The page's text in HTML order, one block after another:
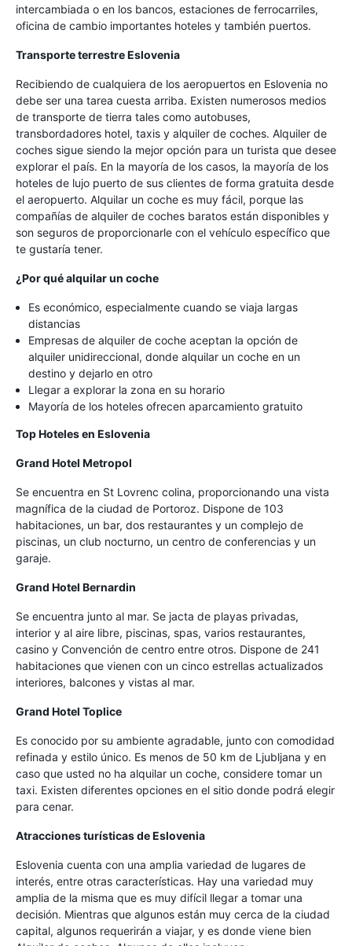
intercambiada o en los bancos, estaciones de ferrocarriles,
oficina de cambio importantes hoteles y también puertos.
Transporte terrestre Eslovenia
Recibiendo de cualquiera de los aeropuertos en Eslovenia no
debe ser una tarea cuesta arriba. Existen numerosos medios
de transporte de tierra tales como autobuses,
transbordadores hotel, taxis y alquiler de coches. Alquiler de
coches sigue siendo la mejor opción para un turista que desee
explorar el país. En la mayoría de los casos, la mayoría de los
hoteles de lujo puerto de sus clientes de forma gratuita desde
el aeropuerto. Alquilar un coche es muy fácil, porque las
compañías de alquiler de coches baratos están disponibles y
son seguros de proporcionarle con el vehículo específico que
te gustaría tener.
¿Por qué alquilar un coche
Es económico, especialmente cuando se viaja largas
distancias
Empresas de alquiler de coche aceptan la opción de
alquiler unidireccional, donde alquilar un coche en un
destino y dejarlo en otro
Llegar a explorar la zona en su horario
Mayoría de los hoteles ofrecen aparcamiento gratuito
Top Hoteles en Eslovenia
Grand Hotel Metropol
Se encuentra en St Lovrenc colina, proporcionando una vista
magnífica de la ciudad de Portoroz. Dispone de 103
habitaciones, un bar, dos restaurantes y un complejo de
piscinas, un club nocturno, un centro de conferencias y un
garaje.
Grand Hotel Bernardin
Se encuentra junto al mar. Se jacta de playas privadas,
interior y al aire libre, piscinas, spas, varios restaurantes,
casino y Convención de centro entre otros. Dispone de 241
habitaciones que vienen con un cinco estrellas actualizados
interiores, balcones y vistas al mar.
Grand Hotel Toplice
Es conocido por su ambiente agradable, junto con comodidad
refinada y estilo único. Es menos de 50 km de Ljubljana y en
caso que usted no ha alquilar un coche, considere tomar un
taxi. Existen diferentes opciones en el sitio donde podrá elegir
para cenar.
Atracciones turísticas de Eslovenia
Eslovenia cuenta con una amplia variedad de lugares de
interés, entre otras características. Hay una variedad muy
amplia de la misma que es muy difícil llegar a tomar una
decisión. Mientras que algunos están muy cerca de la ciudad
capital, algunos requerirán a viajar, y es donde viene bien